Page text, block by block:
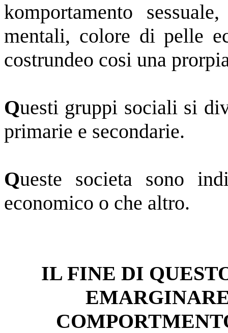
komportamento
mentali, colore di pelle
costrundeo cosi una
Questi gruppi sociali si
primarie e secondarie.
Queste societa sono
economico o che altro.
IL FINE DI